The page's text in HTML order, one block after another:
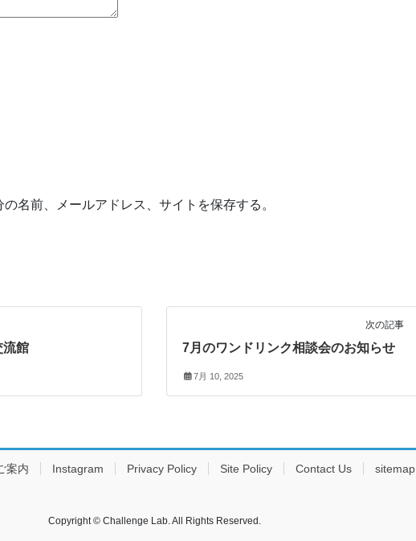
名前、メールアドレス、サイトを保存する。
流館
次の記事
7月のワンドリンク相談会のお知らせ
7月 10, 2025
案内 Instagram Privacy Policy Site Policy Contact Us sitemap
Copyright © Challenge Lab. All Rights Reserved.